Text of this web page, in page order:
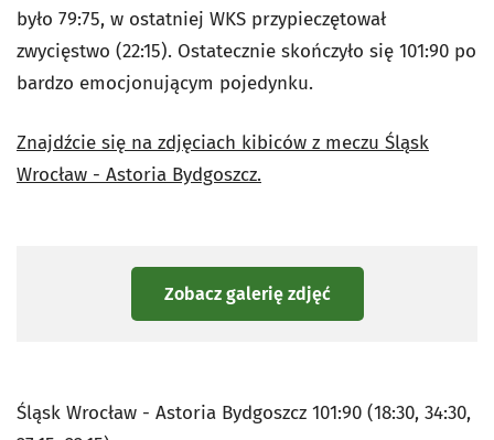
było 79:75, w ostatniej WKS przypieczętował
zwycięstwo (22:15). Ostatecznie skończyło się 101:90 po
bardzo emocjonującym pojedynku.
Znajdźcie się na zdjęciach kibiców z meczu Śląsk
Wrocław - Astoria Bydgoszcz.
Zobacz galerię zdjęć
Śląsk Wrocław - Astoria Bydgoszcz 101:90 (18:30, 34:30,